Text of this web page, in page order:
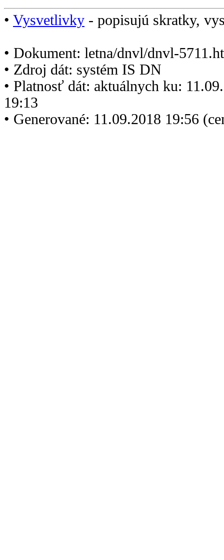
• Vysvetlivky - popisujú skratky,
• Dokument: letna/dnvl/dnvl-
• Zdroj dát: systém IS DN
• Platnosť dát: aktuálnych ku:
19:13
• Generované: 11.09.2018 19:56